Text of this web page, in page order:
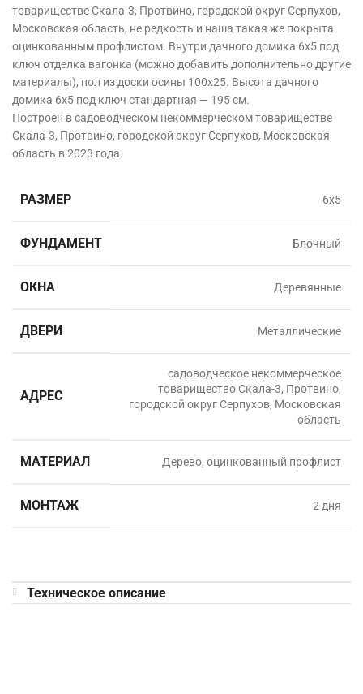
товариществе Скала-3, Протвино, городской округ Серпухов,
Московская область, не редкость и наша такая же покрыта
оцинкованным профлистом. Внутри дачного домика 6х5 под
ключ отделка вагонка (можно добавить дополнительно другие
материалы), пол из доски осины 100х25. Высота дачного
домика 6х5 под ключ стандартная — 195 см.
Построен в садоводческом некоммерческом товариществе
Скала-3, Протвино, городской округ Серпухов, Московская
область в2023 года.
РАЗМЕР 6х5
ФУНДАМЕНТ Блочный
ОКНА Деревянные
ДВЕРИ Металлические
АДРЕС
садоводческое некоммерческое
товарищество Скала-3, Протвино,
городской округ Серпухов, Московская
область
МАТЕРИАЛ Дерево, оцинкованный профлист
МОНТАЖ 2 дня
Техническое описание